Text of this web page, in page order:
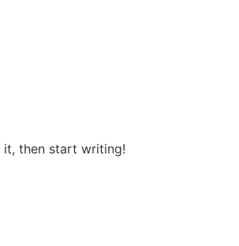
it, then start writing!